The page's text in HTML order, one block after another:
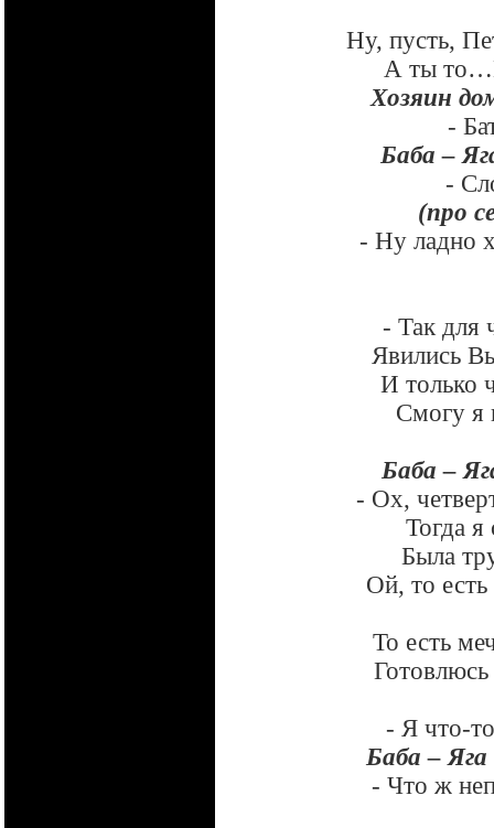
Ну, пусть,
А ты
Хозяин
-
Баба –
-
(про
- Ну ладно
- Так для
Явились
И только
Смогу я
Баба –
- Ох,
Тогда я
Была
Ой, то
То есть
- Я что-
Баба –
- Что ж